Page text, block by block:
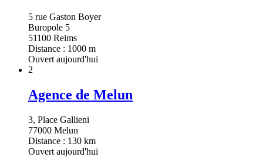
5 rue Gaston Boyer
Buropole 5
51100 Reims
Distance : 1000 m
Ouvert aujourd'hui
2
Agence de Melun
3, Place Gallieni
77000 Melun
Distance : 130 km
Ouvert aujourd'hui